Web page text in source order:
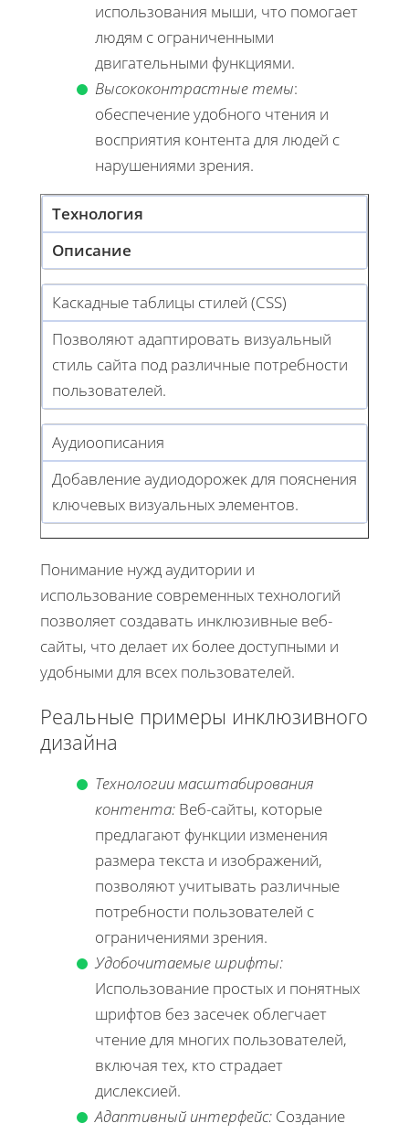
использования мыши, что помогает
людям с ограниченными
двигательными функциями.
Высококонтрастные темы:
обеспечение удобного чтения и
восприятия контента для людей с
нарушениями зрения.
Технология
Описание
Каскадные таблицы стилей (CSS)
Позволяют адаптировать визуальный
стиль сайта под различные потребности
пользователей.
Аудиоописания
Добавление аудиодорожек для пояснения
ключевых визуальных элементов.
Понимание нужд аудитории и
использование современных технологий
позволяет создавать инклюзивные веб-
сайты, что делает их более доступными и
удобными для всех пользователей.
Реальные примеры инклюзивного
дизайна
Технологии масштабирования
контента: Веб-сайты, которые
предлагают функции изменения
размера текста и изображений,
позволяют учитывать различные
потребности пользователей с
ограничениями зрения.
Удобочитаемые шрифты:
Использование простых и понятных
шрифтов без засечек облегчает
чтение для многих пользователей,
включая тех, кто страдает
дислексией.
Адаптивный интерфейс: Создание